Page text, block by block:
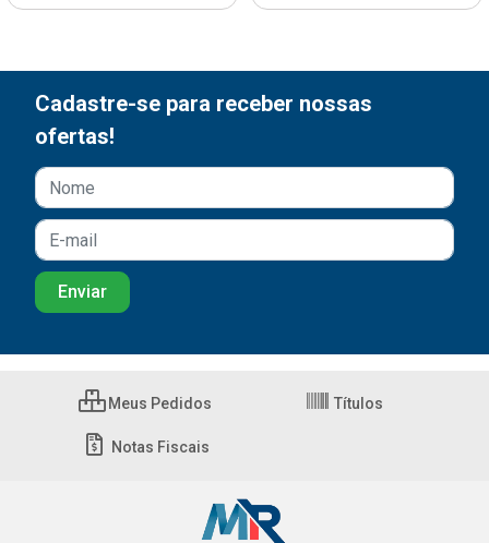
Cadastre-se para receber nossas
ofertas!
Meus Pedidos Títulos
Notas Fiscais